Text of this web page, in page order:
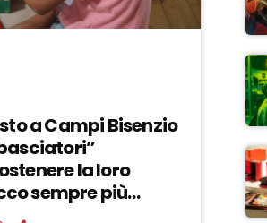
a Campi Bisenzio
la loro
sempre più